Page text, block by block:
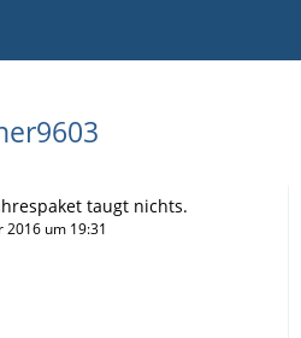
taugt nichts.
2016 um 19:31